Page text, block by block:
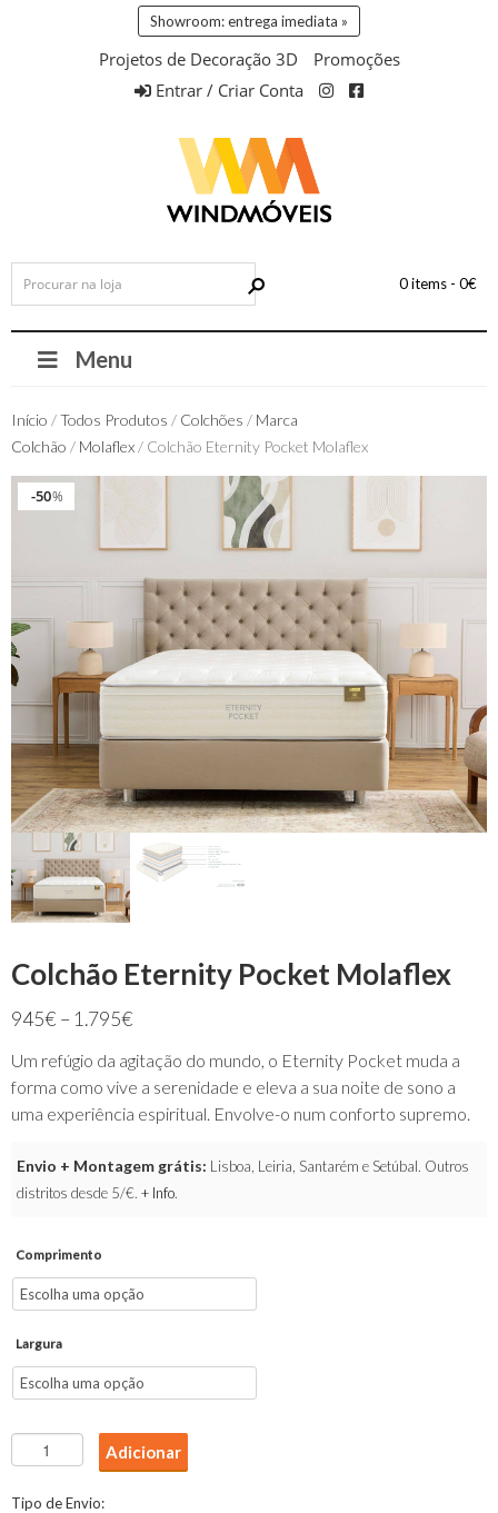
Showroom: entrega imediata »
Projetos de Decoração 3D
Promoções
Entrar / Criar Conta
0 items - 0€
Menu
Início /Todos Produtos / Colchões / Marca
Colchão / Molaflex/ Colchão Eternity Pocket Molaflex
%
50%
50
Colchão Eternity Pocket Molaflex
945€– 1.795€
Um refúgio da agitação do mundo, o Eternity Pocket muda a
forma como vive a serenidade e eleva a sua noite de sono a
uma experiência espiritual. Envolve-o num conforto supremo.
Envio + Montagem grátis: Lisboa, Leiria, Santarém e Setúbal. Outros
distritos desde 5/€. + Info.
Comprimento
Largura
Quantidade
de
Colchão
Adicionar
Tipo de Envio: